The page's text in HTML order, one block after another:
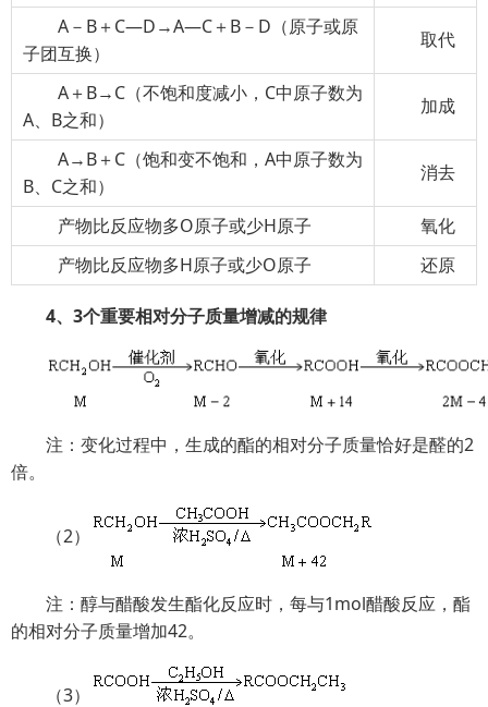
A－B＋C―D→A―C＋B－D（原子或原
子团互换）
取代
A＋B→C（不饱和度减小，C中原子数为
A、B之和）
加成
A→B＋C（饱和变不饱和，A中原子数为
B、C之和）
消去
产物比反应物多O原子或少H原子
氧化
产物比反应物多H原子或少O原子
还原
4、3个重要相对分子质量增减的规律
注：变化过程中，生成的酯的相对分子质量恰好是醛的2
倍。
（2）
注：醇与醋酸发生酯化反应时，每与1mol醋酸反应，酯
的相对分子质量增加42。
（3）